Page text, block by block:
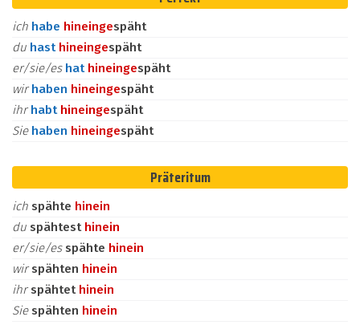
ich habe hineingespäht
du hast hineingespäht
er/sie/es hat hineingespäht
wirhaben hineingespäht
ihrhabt hineingespäht
Sie haben hineingespäht
Präteritum
ich spähte hinein
du spähtest hinein
er/sie/es spähte hinein
wirspähten hinein
ihrspähtet hinein
Sie spähten hinein